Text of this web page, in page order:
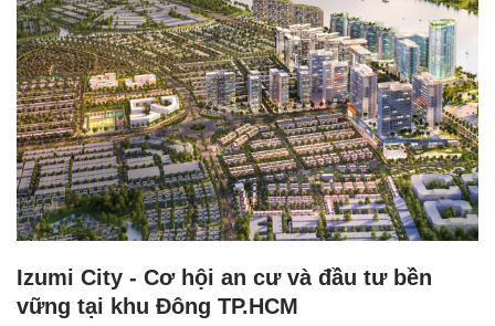
Izumi City - Cơ hội an cư và đầu tư bền
vững tại khu Đông TP.HCM